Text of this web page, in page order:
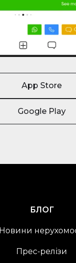
App Store
Google Play
БЛОГ
Новини
Прес-релізи